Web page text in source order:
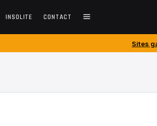
INSOLITE CONTACT
Sites gaming créés